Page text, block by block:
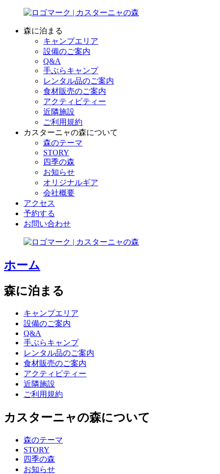
森に泊まる
キャンプエリア
設備のご案内
Q&A
手ぶらキャンプ
レンタル品のご案内
食材販売のご案内
アクティビティー
近隣施設
ご利用規約
カスターニャの森について
森のテーマ
STORY
四季の森
お知らせ
オリジナルギア
会社概要
アクセス
予約する
お問い合わせ
ホーム
森に泊まる
キャンプエリア
設備のご案内
Q&A
手ぶらキャンプ
レンタル品のご案内
食材販売のご案内
アクティビティー
近隣施設
ご利用規約
カスターニャの森について
森のテーマ
STORY
四季の森
お知らせ